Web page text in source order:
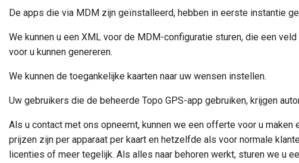
De apps die via MDM zijn geïnstalleerd, hebben in eerste instantie
We kunnen u een XML voor de MDM-configuratie sturen, die een
voor u kunnen genereren.
We kunnen de toegankelijke kaarten naar uw wensen instellen.
Uw gebruikers die de beheerde Topo GPS-app gebruiken, krijgen
Als u contact met ons opneemt, kunnen we een offerte voor u maken
prijzen zijn per apparaat per kaart en hetzelfde als voor normale
licenties of meer tegelijk. Als alles naar behoren werkt, sturen we u